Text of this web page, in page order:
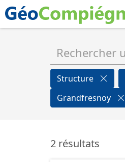
Structure
Grandfresnoy
2 résultats